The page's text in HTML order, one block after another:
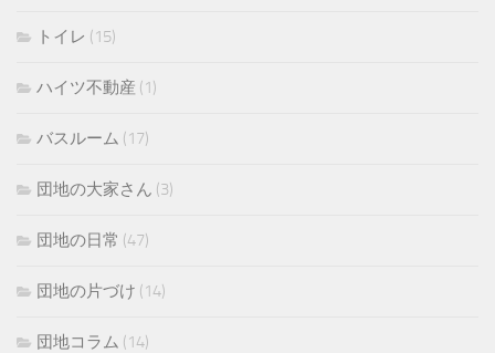
トイレ (15)
ハイツ不動産 (1)
バスルーム (17)
団地の大家さん (3)
団地の日常 (47)
団地の片づけ (14)
団地コラム (14)